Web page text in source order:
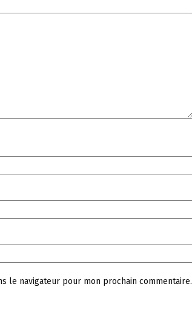
le navigateur pour mon prochain commentaire.